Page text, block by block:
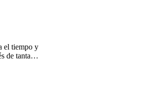
el tiempo y
de tanta